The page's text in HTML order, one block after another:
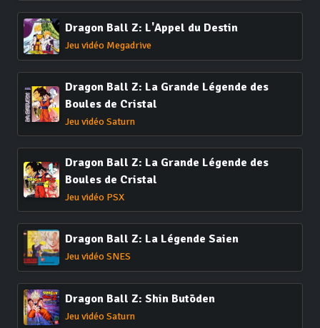
Dragon Ball Z: L'Appel du Destin
Jeu vidéo Megadrive
Dragon Ball Z: La Grande Légende des
Boules de Cristal
Jeu vidéo Saturn
Dragon Ball Z: La Grande Légende des
Boules de Cristal
Jeu vidéo PSX
Dragon Ball Z: La Légende Saien
Jeu vidéo SNES
Dragon Ball Z: Shin Butōden
Jeu vidéo Saturn